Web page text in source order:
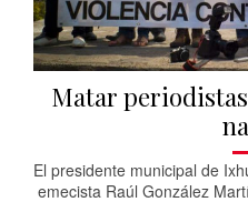
Matar
El presidente municipal de
emecista Raúl González